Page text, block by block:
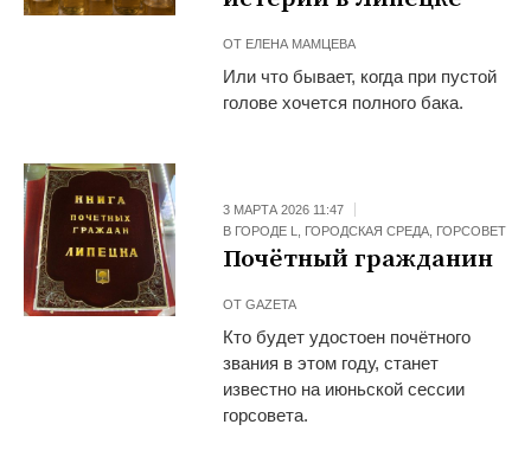
ОТ ЕЛЕНА МАМЦЕВА
Или что бывает, когда при пустой
голове хочется полного бака.
3 МАРТА 2026 11:47
В ГОРОДЕ L, ГОРОДСКАЯ СРЕДА, ГОРСОВЕТ
Почётный гражданин
ОТGAZETA
Кто будет удостоен почётного
звания в этом году, станет
известно на июньской сессии
горсовета.